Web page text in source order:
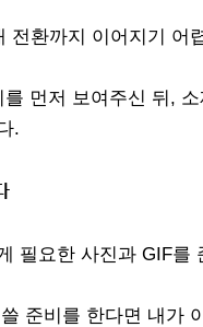
전환까지 이어지기 어
먼저 보여주신 뒤,
.
필요한 사진과 GIF를
준비를 한다면 내가